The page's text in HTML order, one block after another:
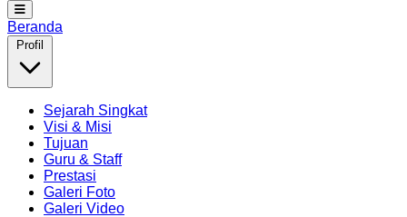
Beranda
Sejarah Singkat
Visi & Misi
Tujuan
Guru & Staff
Prestasi
Galeri Foto
Galeri Video